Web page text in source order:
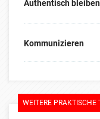
hat und was
per Chat oder
Authentisch bleiben
können – auch
Kommunizieren
die
WEITERE PRAKTISCHE